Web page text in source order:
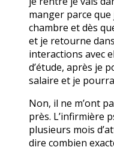
manger parce
chambre et dès
et je retourne
interactions avec
d’étude, après je
salaire et je
Non, il ne m’ont
près. L’infirmière
plusieurs mois
dire combien